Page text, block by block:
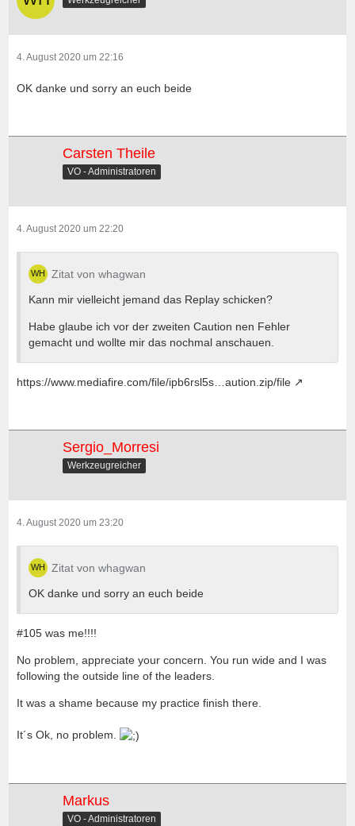
4. August 2020 um 22:16
OK danke und sorry an euch beide
Carsten Theile
VO - Administratoren
4. August 2020 um 22:20
Zitat von whagwan
Kann mir vielleicht jemand das Replay schicken?
Habe glaube ich vor der zweiten Caution nen Fehler
gemacht und wollte mir das nochmal anschauen.
https://www.mediafire.com/file/ipb6rsl5s…aution.zip/file
Sergio_Morresi
Werkzeugreicher
4. August 2020 um 23:20
Zitat von whagwan
OK danke und sorry an euch beide
#105 was me!!!!
No problem, appreciate your concern. You run wide and I was
following the outside line of the leaders.
It was a shame because my practice finish there.
It´s Ok, no problem.
Markus
VO - Administratoren